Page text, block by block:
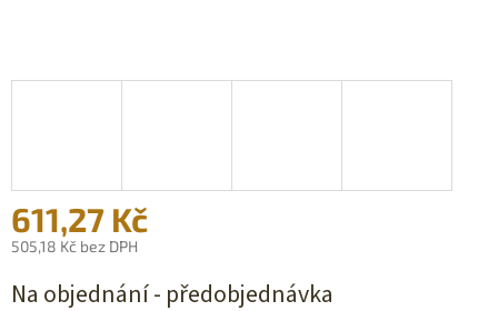
611,27 Kč
505,18 Kč bez DPH
cena:
Na objednání - předobjednávka